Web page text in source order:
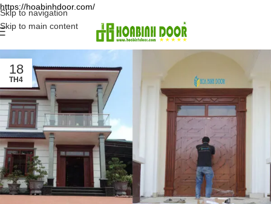
https://hoabinhdoor.com/
Skip to navigation
Skip to main content
18
TH4